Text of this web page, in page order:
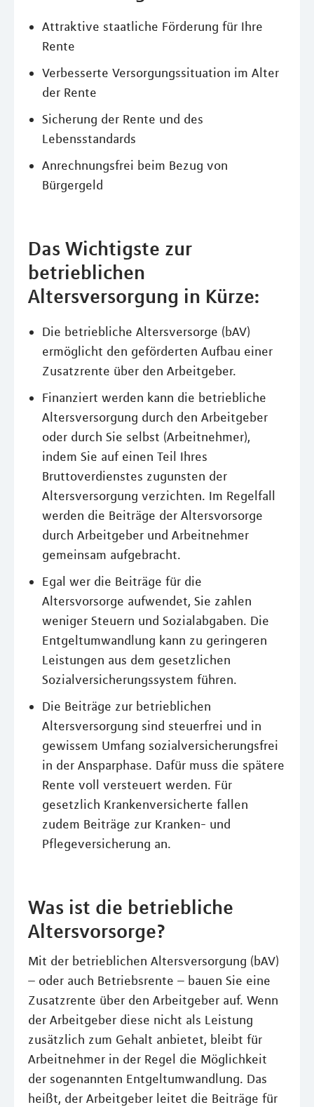
Attraktive staatliche Förderung für Ihre
Rente
Verbesserte Versorgungssituation im Alter
der Rente
Sicherung der Rente und des
Lebensstandards
Anrechnungsfrei beim Bezug von
Bürgergeld
Das Wichtigste zur
betrieblichen
Altersversorgung in Kürze:
Die betriebliche Altersversorge (bAV)
ermöglicht den geförderten Aufbau einer
Zusatzrente über den Arbeitgeber.
Finanziert werden kann die betriebliche
Altersversorgung durch den Arbeitgeber
oder durch Sie selbst (Arbeitnehmer),
indem Sie auf einen Teil Ihres
Bruttoverdienstes zugunsten der
Altersversorgung verzichten. Im Regelfall
werden die Beiträge der Altersvorsorge
durch Arbeitgeber und Arbeitnehmer
gemeinsam aufgebracht.
Egal wer die Beiträge für die
Altersvorsorge aufwendet, Sie zahlen
weniger Steuern und Sozialabgaben. Die
Entgeltumwandlung kann zu geringeren
Leistungen aus dem gesetzlichen
Sozialversicherungssystem führen.
Die Beiträge zur betrieblichen
Altersversorgung sind steuerfrei und in
gewissem Umfang sozialversicherungsfrei
in der Ansparphase. Dafür muss die spätere
Rente voll versteuert werden. Für
gesetzlich Krankenversicherte fallen
zudem Beiträge zur Kranken- und
Pflegeversicherung an.
Was ist die betriebliche
Altersvorsorge?
Mit der betrieblichen Altersversorgung (bAV)
– oder auch Betriebsrente – bauen Sie eine
Zusatzrente über den Arbeitgeber auf. Wenn
der Arbeitgeber diese nicht als Leistung
zusätzlich zum Gehalt anbietet, bleibt für
Arbeitnehmer in der Regel die Möglichkeit
der sogenannten Entgeltumwandlung. Das
heißt, der Arbeitgeber leitet die Beiträge für